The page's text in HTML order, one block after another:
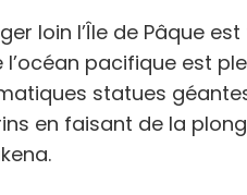
loin l’Île de Pâque
pacifique est
statues
en faisant de la